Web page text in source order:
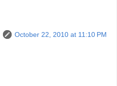
October 22, 2010 at 11:10 PM